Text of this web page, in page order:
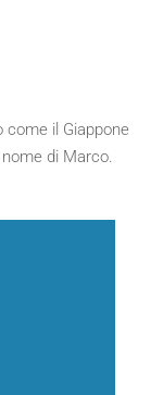
come il Giappone
di Marco.